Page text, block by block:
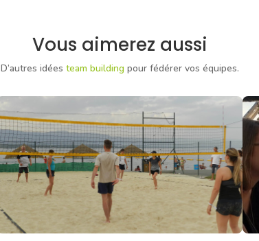
Vous aimerez aussi
D’autres idées team building pour fédérer vos équipes.